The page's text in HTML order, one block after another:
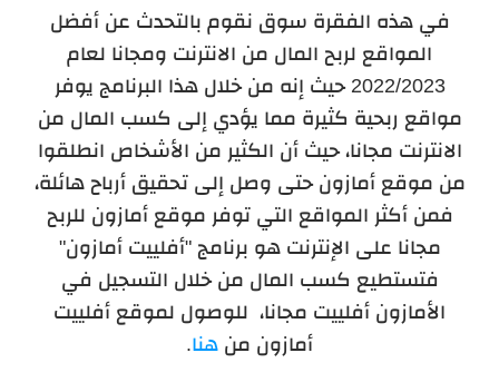
في هذه الفقرة سوق نقوم بالتحدث عن أفضل
المواقع لربح المال من الانترنت ومجانا لعام
2022/2023 حيث إنه من خلال هذا البرنامج يوفر
مواقع ربحية كثيرة مما يؤدي إلى كسب المال من
الانترنت مجانا، حيث أن الكثير من الأشخاص انطلقوا
من موقع أمازون حتى وصل إلى تحقيق أرباح هائلة،
فمن أكثر المواقع التي توفر موقع أمازون للربح
مجانا على الإنترنت هو برنامج "أفلييت أمازون"
فتستطيع كسب المال من خلال التسجيل في
الأمازون أفلييت مجانا، للوصول لموقع أفلييت
أمازون من هنا.